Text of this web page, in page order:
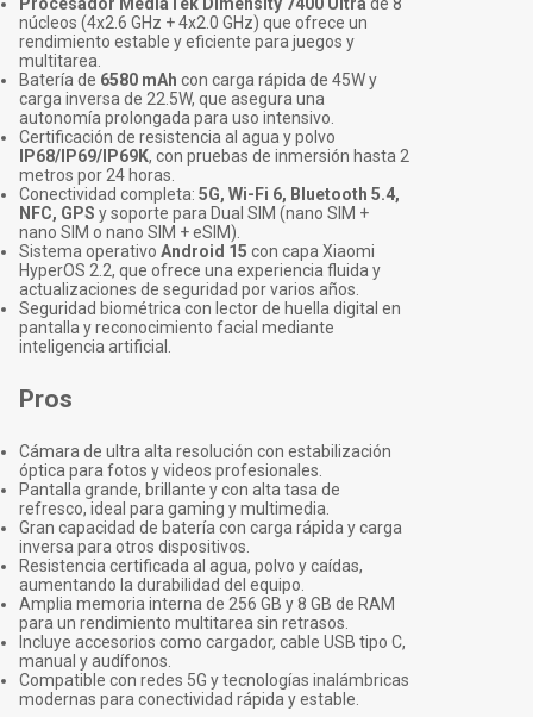
núcleos (4x2.6 GHz + 4x2.0 GHz) que ofrece un
rendimiento estable y eficiente para juegos y
multitarea.
Batería de 6580 mAh con carga rápida de 45W y
carga inversa de 22.5W, que asegura una
autonomía prolongada para uso intensivo.
Certificación de resistencia al agua y polvo
IP68/IP69/IP69K, con pruebas de inmersión hasta 2
metros por 24 horas.
Conectividad completa: 5G, Wi-Fi 6, Bluetooth 5.4,
NFC, GPS y soporte para Dual SIM (nano SIM +
nano SIM o nano SIM + eSIM).
Sistema operativo Android 15 con capa Xiaomi
HyperOS 2.2, que ofrece una experiencia fluida y
actualizaciones de seguridad por varios años.
Seguridad biométrica con lector de huella digital en
pantalla y reconocimiento facial mediante
inteligencia artificial.
Pros
Cámara de ultra alta resolución con estabilización
óptica para fotos y videos profesionales.
Pantalla grande, brillante y con alta tasa de
refresco, ideal para gaming y multimedia.
Gran capacidad de batería con carga rápida y carga
inversa para otros dispositivos.
Resistencia certificada al agua, polvo y caídas,
aumentando la durabilidad del equipo.
Amplia memoria interna de 256 GB y 8 GB de RAM
para un rendimiento multitarea sin retrasos.
Incluye accesorios como cargador, cable USB tipo C,
manual y audífonos.
Compatible con redes 5G y tecnologías inalámbricas
modernas para conectividad rápida y estable.